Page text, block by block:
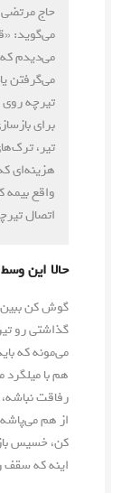
حاج
می‌گوید:
می‌دیدم که
می‌گرفتن
تیرچه
برای
تیر،
هزینه‌ای
واقع
اتصال
حالا این
گوش کن ببین
گذاشتی رو
می‌مونه که
هم با
رفاقت
از هم
کن، خسیس
اینه که